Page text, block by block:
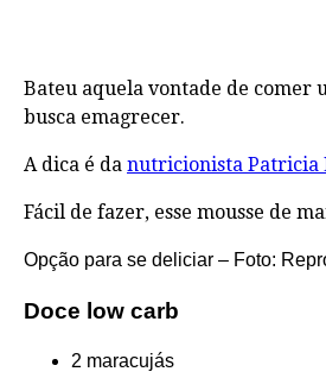
Bateu aquela vontade de comer
busca emagrecer.
A dica é da nutricionista Patricia
Fácil de fazer, esse mousse de
Opção para se deliciar – Foto:
Doce low carb
2 maracujás